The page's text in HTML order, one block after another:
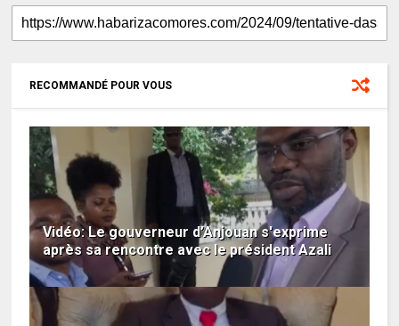
RECOMMANDÉ POUR VOUS
Vidéo: Le gouverneur d’Anjouan s'exprime
après sa rencontre avec le président Azali